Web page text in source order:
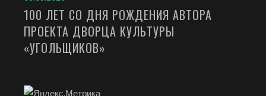
100 ЛЕТ СО ДНЯ РОЖДЕНИЯ АВТОРА
ПРОЕКТА ДВОРЦА КУЛЬТУРЫ
«УГОЛЬЩИКОВ»